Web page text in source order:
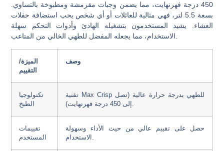
450 درجة فهرنهايت، مما يضمن وجبات مقرمشة ومطبوخة بالتساوي.
بسعة 5.5 لتر، فهي مثالية للعائلات أو أي شخص يحب استضافة حفلات
العشاء. يشيد المستخدمون بتشغيله الهادئ وأدوات التحكم سهلة
الاستخدام، مما يجعله المفضل للطهي الخالي من المتاعب.
الميزة/
التقييم
وصف
تكنولوجيا
الطبخ
تقنية Max Crisp للطهي بدرجة حرارة عالية (تصل
تقييمات
المستخدم
حصل على تقييم عالي من حيث الأداء وسهولة